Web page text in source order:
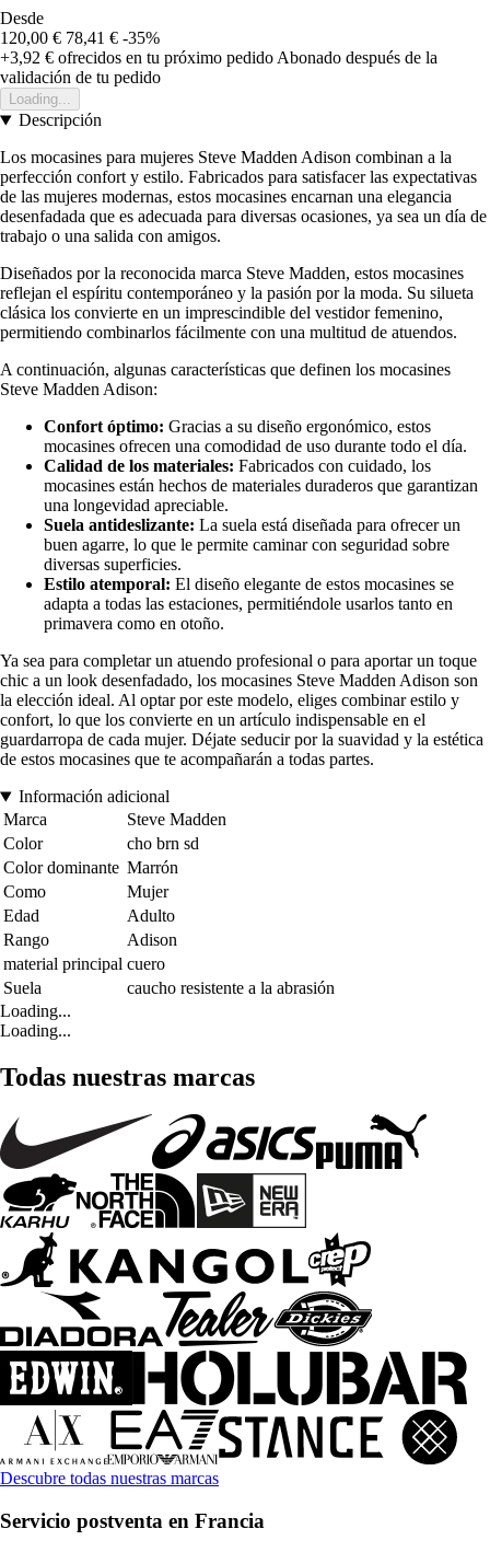
Desde
120,00 € 78,41 € -35%
+3,92 € ofrecidos en tu próximo pedido Abonado después de la
validación de tu pedido
Loading...
Descripción
Los mocasines para mujeres Steve Madden Adison combinan a la
perfección confort y estilo. Fabricados para satisfacer las expectativas
de las mujeres modernas, estos mocasines encarnan una elegancia
desenfadada que es adecuada para diversas ocasiones, ya sea un día de
trabajo o una salida con amigos.
Diseñados por la reconocida marca Steve Madden, estos mocasines
reflejan el espíritu contemporáneo y la pasión por la moda. Su silueta
clásica los convierte en un imprescindible del vestidor femenino,
permitiendo combinarlos fácilmente con una multitud de atuendos.
A continuación, algunas características que definen los mocasines
Steve Madden Adison:
Confort óptimo: Gracias a su diseño ergonómico, estos
mocasines ofrecen una comodidad de uso durante todo el día.
Calidad de los materiales: Fabricados con cuidado, los
mocasines están hechos de materiales duraderos que garantizan
una longevidad apreciable.
Suela antideslizante: La suela está diseñada para ofrecer un
buen agarre, lo que le permite caminar con seguridad sobre
diversas superficies.
Estilo atemporal: El diseño elegante de estos mocasines se
adapta a todas las estaciones, permitiéndole usarlos tanto en
primavera como en otoño.
Ya sea para completar un atuendo profesional o para aportar un toque
chic a un look desenfadado, los mocasines Steve Madden Adison son
la elección ideal. Al optar por este modelo, eliges combinar estilo y
confort, lo que los convierte en un artículo indispensable en el
guardarropa de cada mujer. Déjate seducir por la suavidad y la estética
de estos mocasines que te acompañarán a todas partes.
Información adicional
Marca
Steve Madden
Color
cho brn sd
Color dominante Marrón
Como
Mujer
Edad
Adulto
Rango
Adison
material principal cuero
Suela
caucho resistente a la abrasión
Loading...
Loading...
Todas nuestras marcas
Descubre todas nuestras marcas
Servicio postventa en Francia